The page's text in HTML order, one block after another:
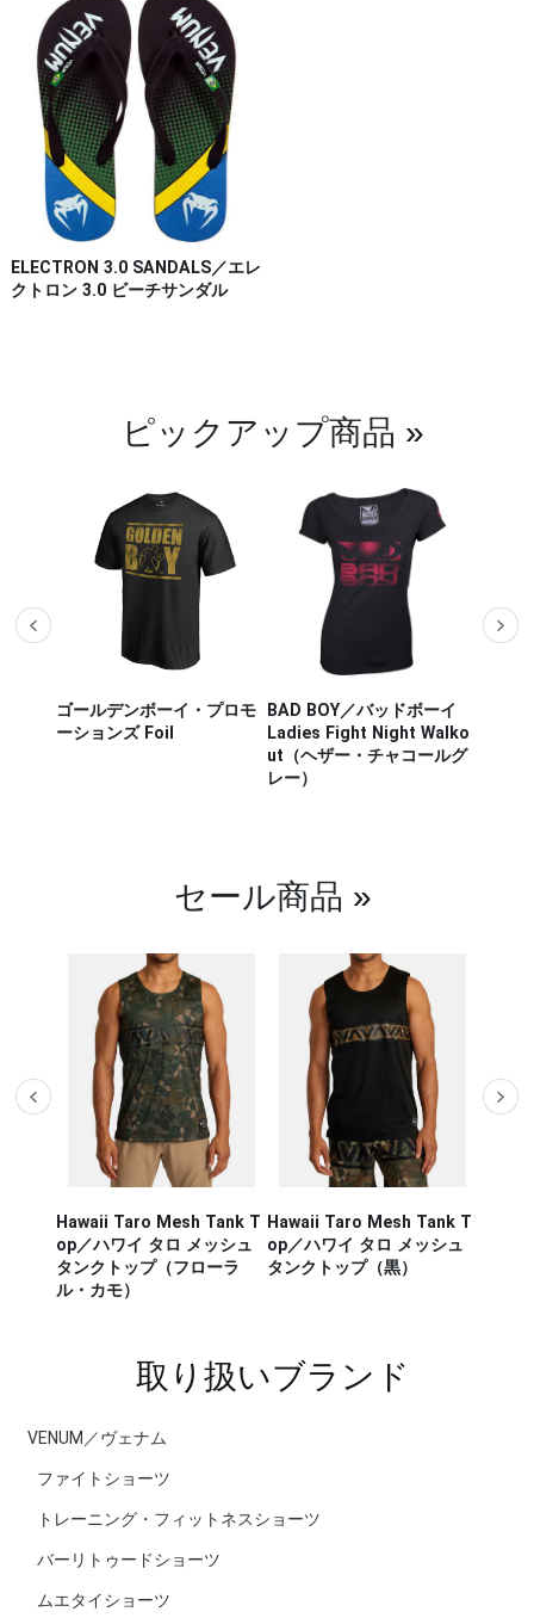
ELECTRON 3.0 SANDALS／エレ
クトロン 3.0 ビーチサンダル
ピックアップ商品 »
ゴールデンボーイ・プロモ
ーションズ Foil
BAD BOY／バッドボーイ
Ladies Fight Night Walko
ut（ヘザー・チャコールグ
レー）
セール商品 »
Hawaii Taro Mesh Tank T
op／ハワイ タロ メッシュ
タンクトップ（フローラ
ル・カモ）
Hawaii Taro Mesh Tank T
op／ハワイ タロ メッシュ
タンクトップ（黒）
取り扱いブランド
VENUM／ヴェナム
ファイトショーツ
トレーニング・フィットネスショーツ
バーリトゥードショーツ
ムエタイショーツ